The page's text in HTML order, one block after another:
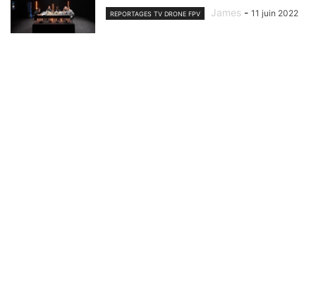
REPORTAGES TV DRONE FPV James - 11 juin 2022